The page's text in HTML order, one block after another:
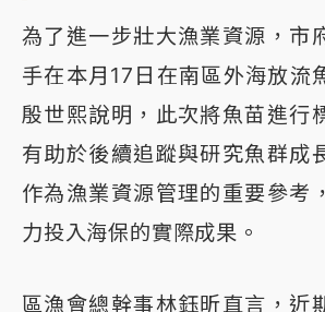
為了進一步壯大漁業資源，市
手在本月17日在南區外海放流
殷世熙說明，此次將魚苗進行
有助於後續追蹤與研究魚群成
作為漁業資源管理的重要參考
力投入海保的實際成果。
區漁會總幹事林鈺昕直言，近